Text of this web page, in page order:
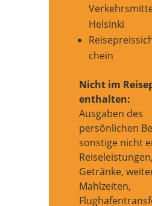
Helsinki
chein
Nicht im
enthalten:
Ausgaben des
persönlichen
sonstige nicht
Reiseleistungen,
Getränke,
Mahlzeiten,